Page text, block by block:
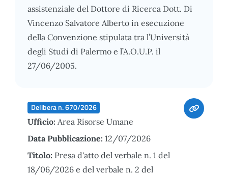
assistenziale del Dottore di Ricerca Dott. Di
Vincenzo Salvatore Alberto in esecuzione
della Convenzione stipulata tra l’Università
degli Studi di Palermo e l’A.O.U.P. il
27/06/2005.
Delibera n. 670/2026
Ufficio: Area Risorse Umane
Data Pubblicazione: 12/07/2026
Titolo: Presa d'atto del verbale n. 1 del
18/06/2026 e del verbale n. 2 del